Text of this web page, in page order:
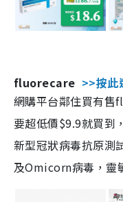
fluorecare >>按此
網購平台鄰住買有售
要超低價$9.9就買到
新型冠狀病毒抗原測
及Omicorn病毒，靈